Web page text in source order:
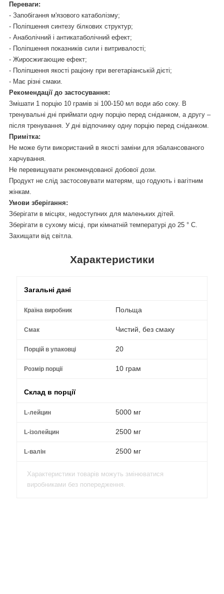
Переваги:
- Запобігання м'язового катаболізму;
- Поліпшення синтезу білкових структур;
- Анаболічний і антикатаболічний ефект;
- Поліпшення показників сили і витривалості;
- Жиросжигающие ефект;
- Поліпшення якості раціону при вегетаріанській дієті;
- Має різні смаки.
Рекомендації до застосування:
Змішати 1 порцію 10 грамів зі 100-150 мл води або соку. В
тренувальні дні приймати одну порцію перед сніданком, а другу –
після тренування. У дні відпочинку одну порцію перед сніданком.
Примітка:
Не може бути використаний в якості заміни для збалансованого
харчування.
Не перевищувати рекомендованої добової дози.
Продукт не слід застосовувати матерям, що годують і вагітним
жінкам.
Умови зберігання:
Зберігати в місцях, недоступних для маленьких дітей.
Зберігати в сухому місці, при кімнатній температурі до 25 ° C.
Захищати від світла.
Характеристики
Загальні дані
Країна виробник Польща
Смак Чистий, без смаку
Порцій в упаковці 20
Розмір порції 10 грам
Склад в порції
L-лейцин 5000 мг
L-ізолейцин 2500 мг
L-валін 2500 мг
Характеристики товарів можуть змінюватися
виробниками без попередження.